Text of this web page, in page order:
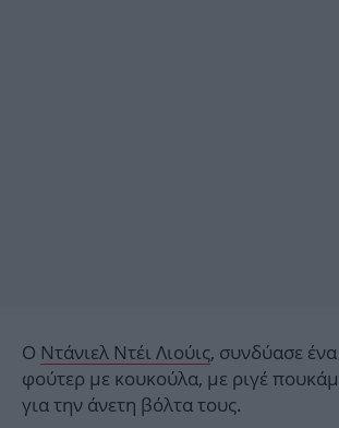
Ο Ντάνιελ Ντέι Λιούις, συνδύασε
φούτερ με κουκούλα, με ριγέ
για την άνετη βόλτα τους.